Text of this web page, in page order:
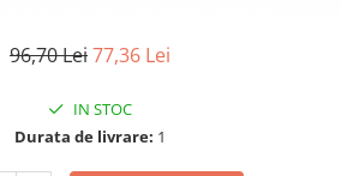
96,70 Lei77,36 Lei
IN STOC
Durata de livrare: 1